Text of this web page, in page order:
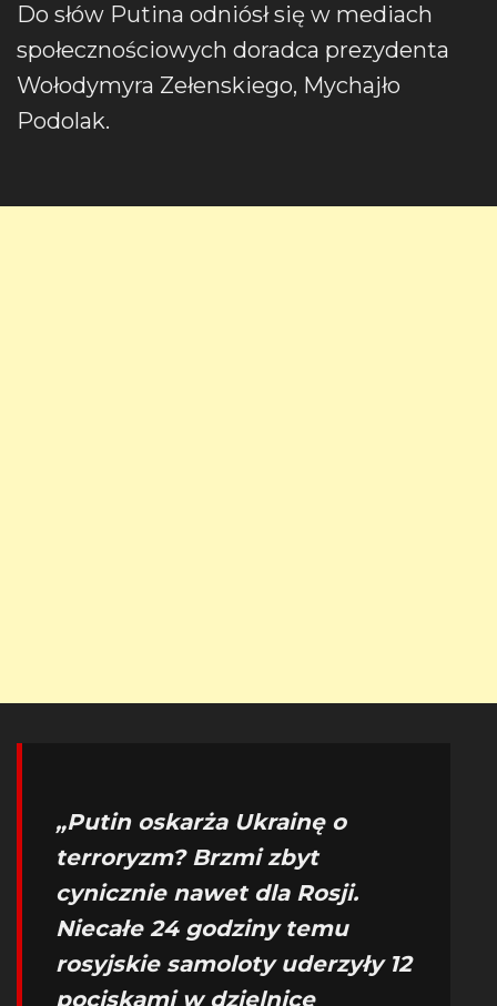
Do słów Putina odniósł się w mediach
społecznościowych doradca prezydenta
Wołodymyra Zełenskiego, Mychajło
Podolak.
„Putin oskarża Ukrainę o
terroryzm? Brzmi zbyt
cynicznie nawet dla Rosji.
Niecałe 24 godziny temu
rosyjskie samoloty uderzyły 12
pociskami w dzielnicę